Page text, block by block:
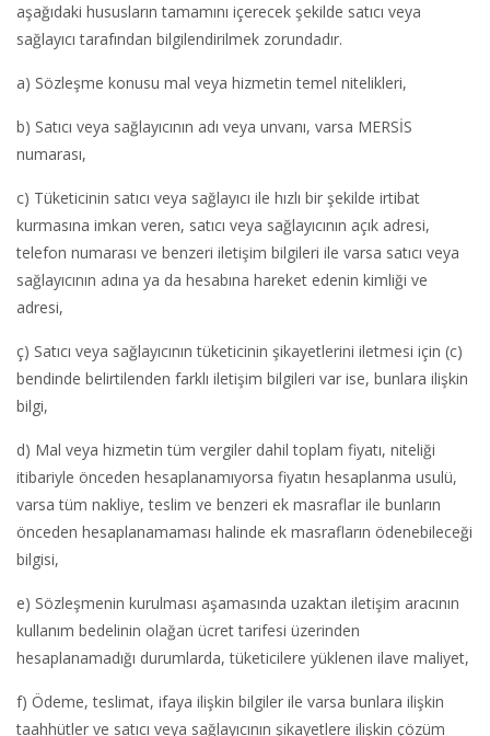
aşağıdaki hususların tamamını içerecek şekilde satıcı veya
sağlayıcı tarafından bilgilendirilmek zorundadır.
a) Sözleşme konusu mal veya hizmetin temel nitelikleri,
b) Satıcı veya sağlayıcının adı veya unvanı, varsa MERSİS
numarası,
c) Tüketicinin satıcı veya sağlayıcı ile hızlı bir şekilde irtibat
kurmasına imkan veren, satıcı veya sağlayıcının açık adresi,
telefon numarası ve benzeri iletişim bilgileri ile varsa satıcı veya
sağlayıcının adına ya da hesabına hareket edenin kimliği ve
adresi,
ç) Satıcı veya sağlayıcının tüketicinin şikayetlerini iletmesi için (c)
bendinde belirtilenden farklı iletişim bilgileri var ise, bunlara ilişkin
bilgi,
d) Mal veya hizmetin tüm vergiler dahil toplam fiyatı, niteliği
itibariyle önceden hesaplanamıyorsa fiyatın hesaplanma usulü,
varsa tüm nakliye, teslim ve benzeri ek masraflar ile bunların
önceden hesaplanamaması halinde ek masrafların ödenebileceği
bilgisi,
e) Sözleşmenin kurulması aşamasında uzaktan iletişim aracının
kullanım bedelinin olağan ücret tarifesi üzerinden
hesaplanamadığı durumlarda, tüketicilere yüklenen ilave maliyet,
f) Ödeme, teslimat, ifaya ilişkin bilgiler ile varsa bunlara ilişkin
taahhütler ve satıcı veya sağlayıcının şikayetlere ilişkin çözüm